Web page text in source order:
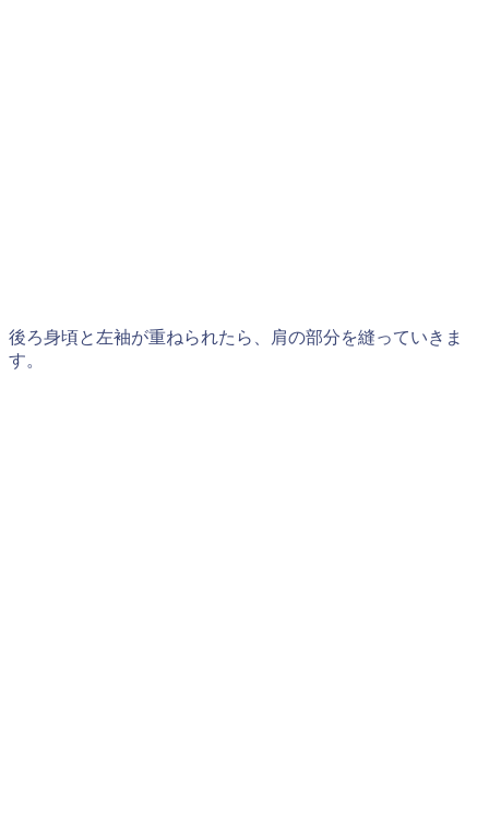
後ろ身頃と左袖が重ねられたら、肩の部分を縫っていきま
す。